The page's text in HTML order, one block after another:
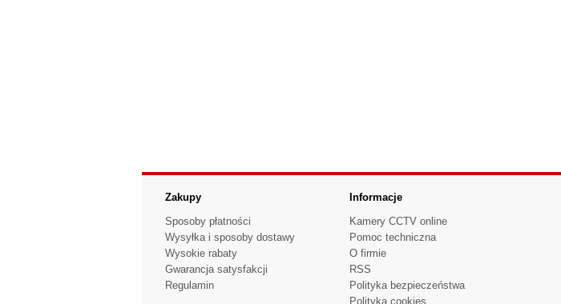
Zakupy
Sposoby płatności
Wysyłka i sposoby dostawy
Wysokie rabaty
Gwarancja satysfakcji
Regulamin
Informacje
Kamery CCTV online
Pomoc techniczna
O firmie
RSS
Polityka bezpieczeństwa
Polityka cookies